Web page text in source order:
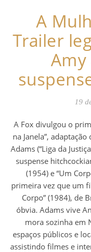
A
Trailer
19
A Fox divulgou o primeiro trailer legendado de “A Mulher
na Janela”,
Adams (“Liga da
suspense
(1954) e “Um
primeira vez que um
Corpo” (1984), de
óbvia. Adams vive
mora sozinha em
espaços públicos e
assistindo filmes e